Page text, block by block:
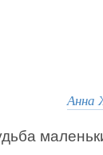
Анна